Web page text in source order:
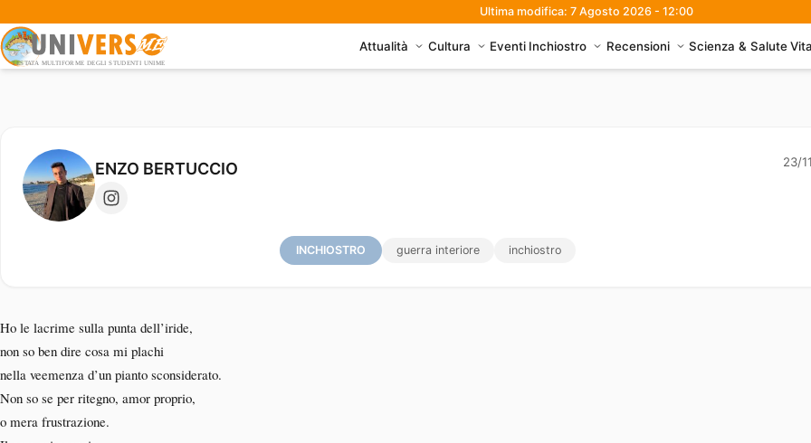
Ultima modifica: 7 Agosto 2026 - 12:00
Attualità Cultura Eventi Inchiostro Recensioni Scienza & Salute
La guerra m’ha ucciso la pace
ENZO BERTUCCIO 23/
INCHIOSTRO guerra interiore inchiostro
Ho le lacrime sulla punta dell’iride,
non so ben dire cosa mi plachi
nella veemenza d’un pianto sconsiderato.
Non so se per ritegno, amor proprio,
o mera frustrazione.